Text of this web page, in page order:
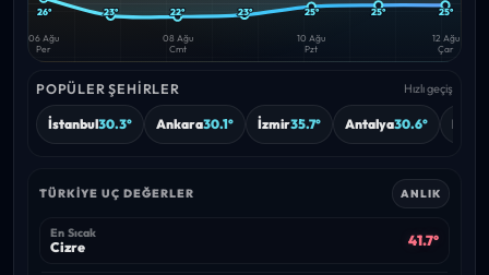
26° 23° 22° 23° 25° 25° 25°
06 Ağu
Per
08 Ağu
Cmt
10 Ağu
Pzt
12 Ağu
Çar
POPÜLER ŞEHIRLER Hızlı geçiş
İstanbul30.3° Ankara30.1° İzmir35.7° Antalya30.6° Bursa
TÜRKIYE UÇ DEĞERLER ANLIK
En Sıcak
Cizre 41.7°